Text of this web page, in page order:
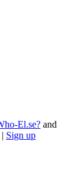
El.se? and
| Sign up